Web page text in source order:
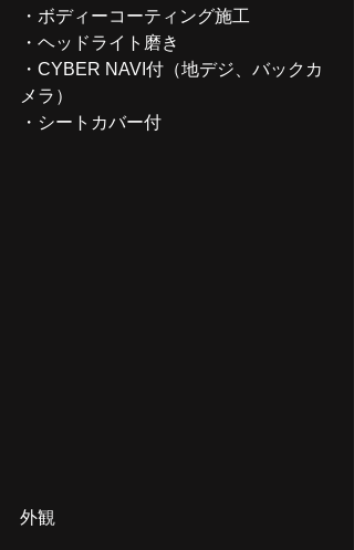
・ボディーコーティング施工
・ヘッドライト磨き
・CYBER NAVI付（地デジ、バックカ
メラ）
・シートカバー付
外観